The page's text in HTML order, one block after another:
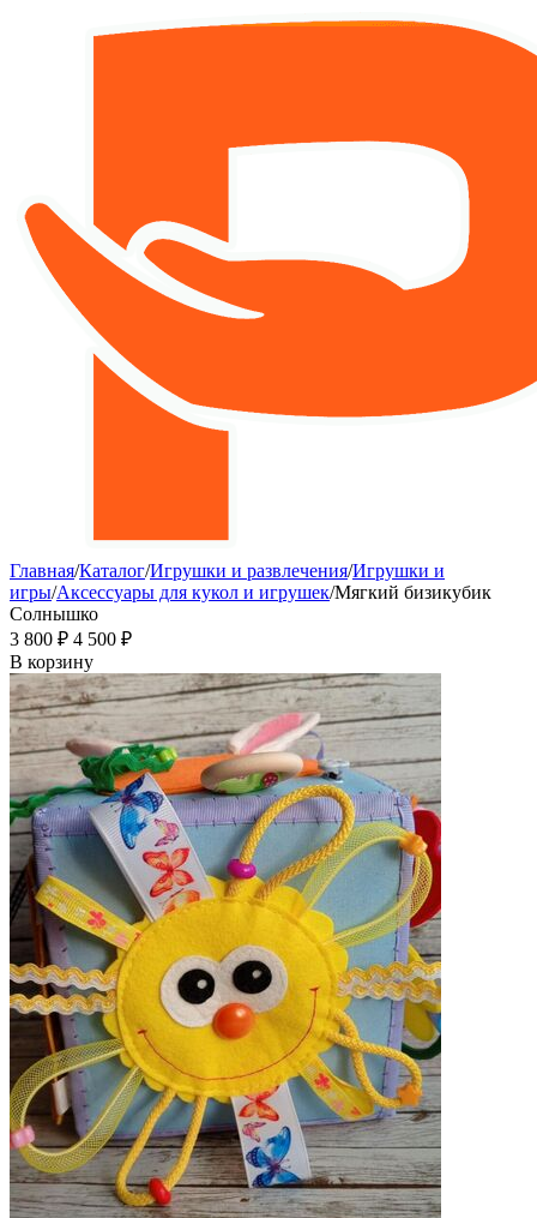
Главная/Каталог/Игрушки и развлечения/Игрушки и
игры/Аксессуары для кукол и игрушек/Мягкий бизикубик
Солнышко
3 800 ₽ 4 500 ₽
В корзину